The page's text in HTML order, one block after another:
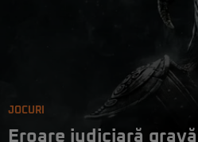
JOCURI
Eroare judiciară